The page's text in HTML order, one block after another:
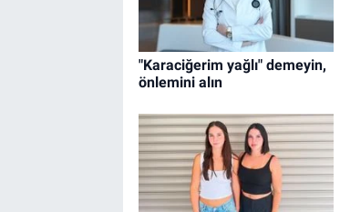
"Karaciğerim yağlı" demeyin,
önlemini alın